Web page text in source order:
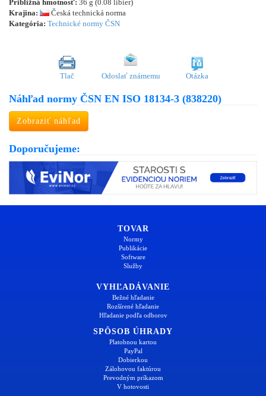
Približná hmotnosť: 36 g (0.08 libier)
Krajina:
Česká technická norma
Kategória: Technické normy ČSN
Tlač Odoslať známemu Otázka
Náhľad normy ČSN EN ISO 18134-3 (838220)
Zobraziť náhľad
Doporučujeme:
TOVAR
Normy
Publikácie
Software
Služby
VYHĽADÁVANIE
Bežné hľadanie
Rozšírené hľadanie
Hľadanie podľa odborov
SPÔSOB ÚHRADY
Platobnou kartou
PayPal
Dobierkou
Zálohovou faktúrou
Prevodným príkazom
V hotovosti